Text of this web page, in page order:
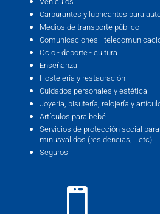
Carburantes y lubricantes para
Medios de transporte público
Comunicaciones -
Ocio - deporte - cultura
Enseñanza
Hostelería y restauración
Cuidados personales y estética
Joyería, bisutería, relojería y
Artículos para bebé
Servicios de protección social
minusválidos (residencias, …etc)
Seguros